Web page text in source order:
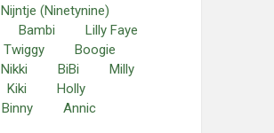
Nijntje (Ninetynine)
Bambi
Lilly Faye
Twiggy
Boogie
Nikki BiBi
Milly
Kiki
Holly
Binny
Annic